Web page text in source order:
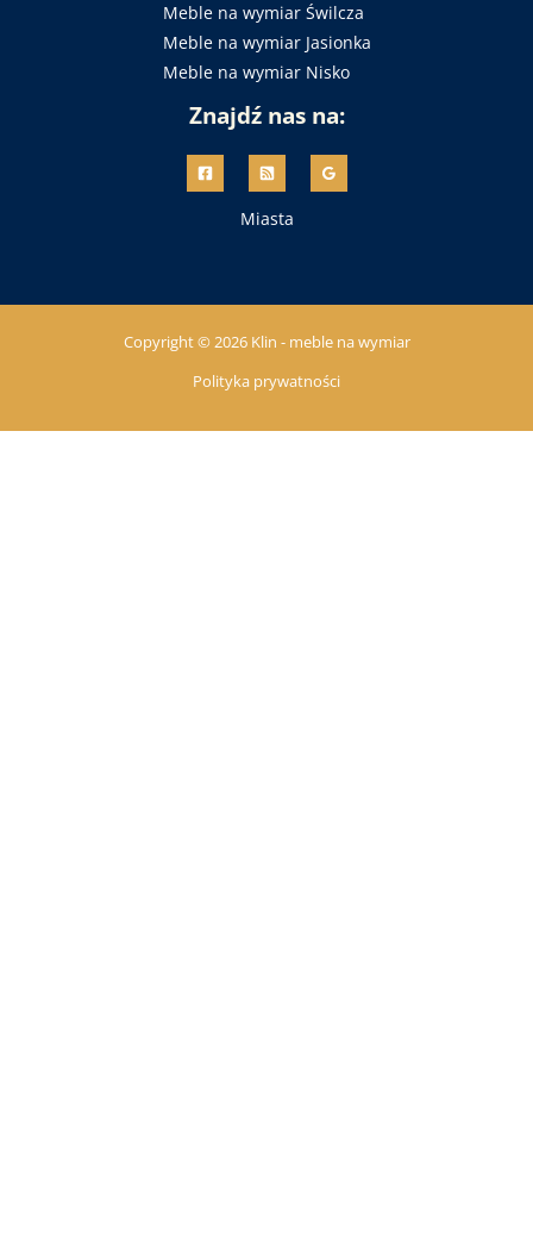
Meble na wymiar Świlcza
Meble na wymiar Jasionka
Meble na wymiar Nisko
Znajdź nas na:
Miasta
Copyright © 2026 Klin - meble na wymiar
Polityka prywatności